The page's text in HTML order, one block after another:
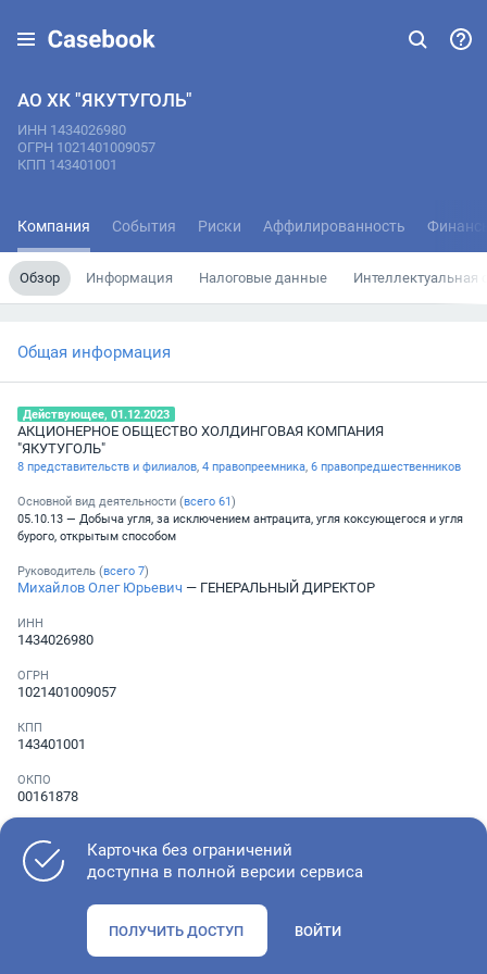
АО ХК "ЯКУТУГОЛЬ"
ИНН 1434026980
ОГРН 1021401009057
КПП 143401001
Компания События Риски Аффилированность
Обзор Информация Налоговые данные Интеллектуальная
Общая информация
Действующее, 01.12.2023
АКЦИОНЕРНОЕ ОБЩЕСТВО ХОЛДИНГОВАЯ КОМПАНИЯ
"ЯКУТУГОЛЬ"
8 представительств и филиалов, 4 правопреемника, 6 правопредшественников
Основной вид деятельности (всего 61)
05.10.13 — Добыча угля, за исключением антрацита, угля коксующегося и угля
бурого, открытым способом
Руководитель (всего 7)
Михайлов Олег Юрьевич — ГЕНЕРАЛЬНЫЙ ДИРЕКТОР
ИНН
1434026980
ОГРН
1021401009057
КПП
143401001
ОКПО
00161878
Не указан
Как оценить состояние компании
Карточка без ограничений
доступна в полной версии сервиса
ПОЛУЧИТЬ ДОСТУП ВОЙТИ